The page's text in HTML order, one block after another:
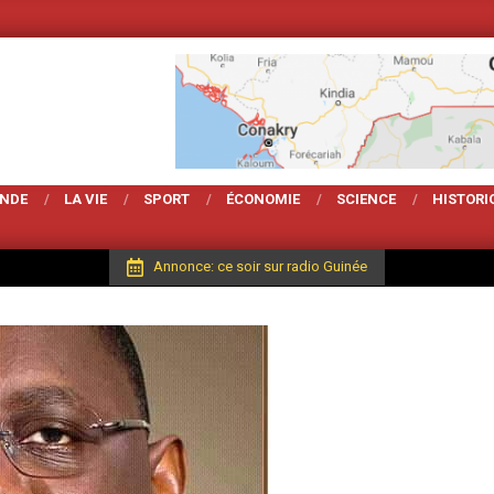
Votre Magarzine d'actualité
LA VIE SPORT ÉCONOMIE SCIENCE
Annonce: ce soir sur radio Guinée